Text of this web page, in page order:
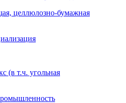
целлюлозно-бумажная
(в т.ч. угольная